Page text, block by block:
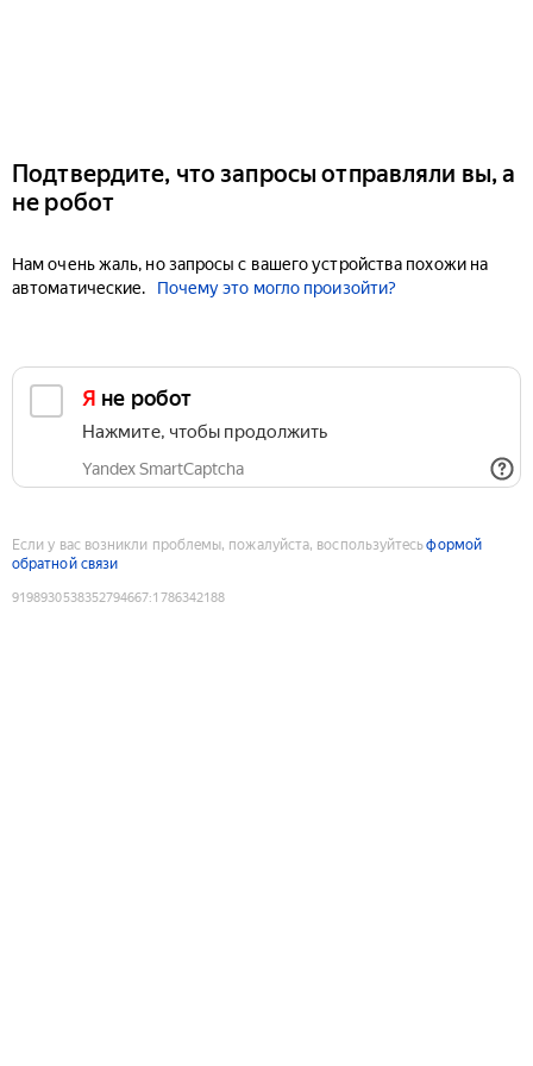
Подтвердите, что запросы отправляли вы, а
не робот
Нам очень жаль, но запросы с вашего устройства похожи на
автоматические.
Почему это могло произойти?
Я не робот
Нажмите, чтобы продолжить
Yandex SmartCaptcha
Если у вас возникли проблемы, пожалуйста, воспользуйтесьформой
обратной связи
9198930538352794667:1786342188